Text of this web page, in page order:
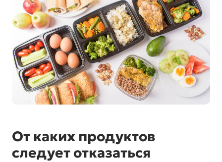
От каких продуктов
следует отказаться